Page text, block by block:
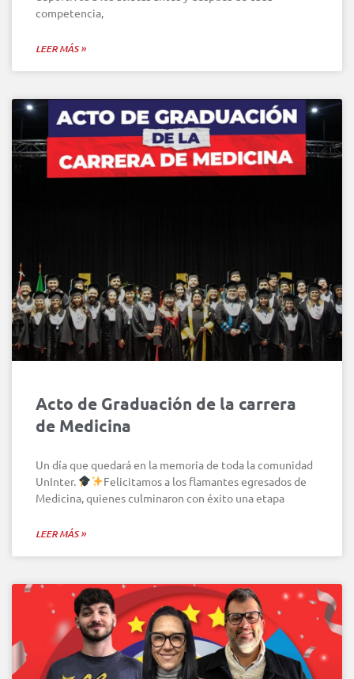
competencia,
LEER MÁS »
Acto de Graduación de la carrera
de Medicina
Un día que quedará en la memoria de toda la comunidad
UnInter.
Felicitamos a los flamantes egresados de
Medicina, quienes culminaron con éxito una etapa
LEER MÁS »